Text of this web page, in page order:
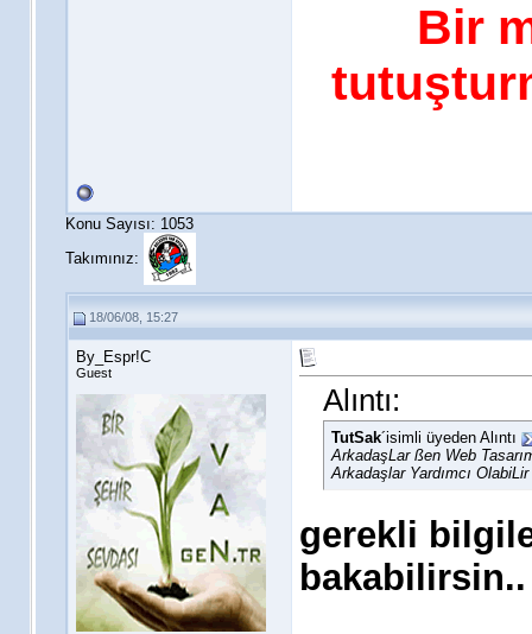
Bir
Konu Sayısı: 1053
Takımınız:
18/06/08, 15:27
By_Espr!C
Guest
Alıntı:
TutSak´isimli üyeden Alıntı
ArkadaşLar ßen Web
Arkadaşlar Yardımcı
gerekli
bakabilirsin..